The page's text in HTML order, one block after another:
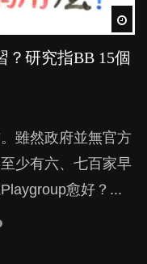
？研究指BB 15個
雖然政府並無官方
少有六、七百家早
愈好？...
發學習取代獎勵
課程，學生以遊
亦明顯比其他小朋
？...
與在職媽媽的壓
：究竟全職好，還
的獨特狀況和考慮
育的子女其實都各
有自殺，或傷害小
抑鬱往往難以察
？｜別忽視父母
，如何做到正向
棄自己的嗜好、減
來美好的親子關